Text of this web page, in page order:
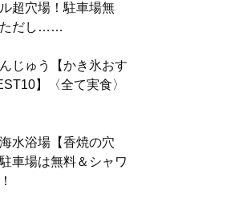
ル超穴場！駐車場無
ただし……
じゅう【かき氷おす
】〈全て実食〉
水浴場【香焼の穴
車場は無料＆シャワ